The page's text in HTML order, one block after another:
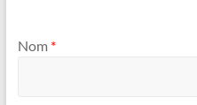
Nom *